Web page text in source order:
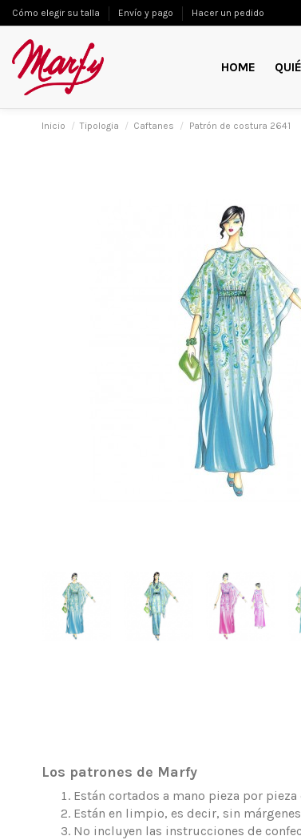
Cómo elegir su talla Envío y pago Hacer un pedido
HOME
Inicio Tipologia Caftanes Patrón de costura 2641
Los patrones de Marfy
Están cortados a mano pieza por
Están en limpio, es decir, sin
No incluyen las instrucciones de